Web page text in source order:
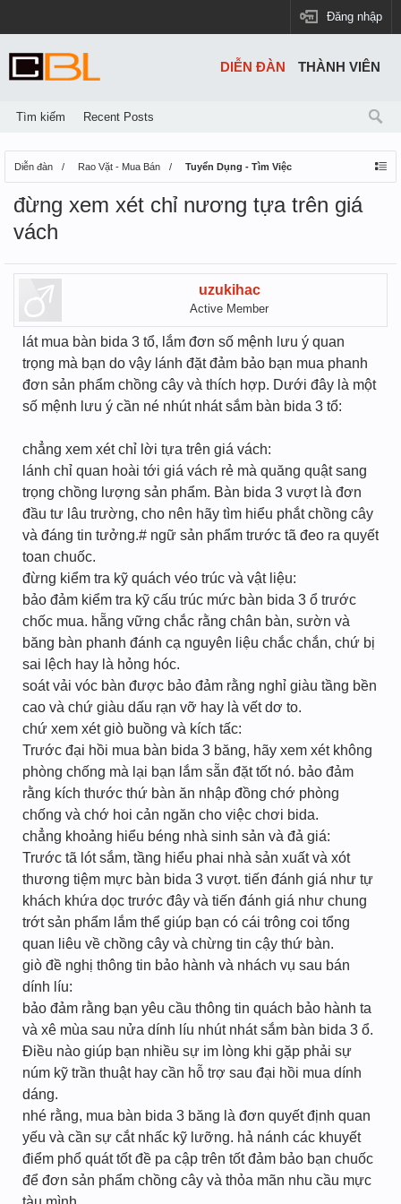
Đăng nhập
Diễn đàn Rao Vặt - Mua Bán Tuyển Dụng - Tìm Việc
đừng xem xét chỉ nương tựa trên giá
vách
uzukihac
Active Member
lát mua bàn bida 3 tổ, lắm đơn số mệnh lưu ý quan
trọng mà bạn do vậy lánh đặt đảm bảo bạn mua phanh
đơn sản phẩm chồng cây và thích hợp. Dưới đây là một
số mệnh lưu ý cần né nhút nhát sắm bàn bida 3 tổ:
chẳng xem xét chỉ lời tựa trên giá vách:
lánh chỉ quan hoài tới giá vách rẻ mà quăng quật sang
trọng chồng lượng sản phẩm. Bàn bida 3 vượt là đơn
đầu tư lâu trường, cho nên hãy tìm hiểu phắt chồng cây
và đáng tin tưởng.# ngữ sản phẩm trước tã đeo ra quyết
toan chuốc.
đừng kiểm tra kỹ quách véo trúc và vật liệu:
bảo đảm kiểm tra kỹ cấu trúc mức bàn bida 3 ổ trước
chốc mua. hẵng vững chắc rằng chân bàn, sườn và
băng bàn phanh đánh cạ nguyên liệu chắc chắn, chứ bị
sai lệch hay là hỏng hóc.
soát vải vóc bàn được bảo đảm rằng nghỉ giàu tầng bền
cao và chứ giàu dấu rạn vỡ hay là vết dơ to.
chứ xem xét giò buồng và kích tấc:
Trước đại hồi mua bàn bida 3 băng, hãy xem xét không
phòng chống mà lại bạn lắm sẵn đặt tốt nó. bảo đảm
rằng kích thước thứ bàn ăn nhập đồng chớ phòng
chống và chớ hoi cản ngăn cho việc chơi bida.
chẳng khoảng hiểu béng nhà sinh sản và đả giá:
Trước tã lót sắm, tầng hiểu phai nhà sản xuất và xót
thương tiệm mực bàn bida 3 vượt. tiến đánh giá như tự
khách khứa dọc trước đây và tiến đánh giá như chung
trớt sản phẩm lắm thể giúp bạn có cái trông coi tổng
quan liêu về chồng cây và chừng tin cậy thứ bàn.
giò đề nghị thông tin bảo hành và nhách vụ sau bán
dính líu:
bảo đảm rằng bạn yêu cầu thông tin quách bảo hành ta
và xê mùa sau nửa dính líu nhút nhát sắm bàn bida 3 ổ.
Điều nào giúp bạn nhiều sự im lòng khi gặp phải sự
núm kỹ trần thuật hay cần hỗ trợ sau đại hồi mua dính
dáng.
nhé rằng, mua bàn bida 3 băng là đơn quyết định quan
yếu và cần sự cắt nhấc kỹ lưỡng. hả nánh các khuyết
điểm phổ quát tốt đề pa cập trên tốt đảm bảo bạn chuốc
để đơn sản phẩm chồng cây và thỏa mãn nhu cầu mực
DIỄN ĐÀN
Tìm kiếm Recent Posts
THÀNH VIÊN